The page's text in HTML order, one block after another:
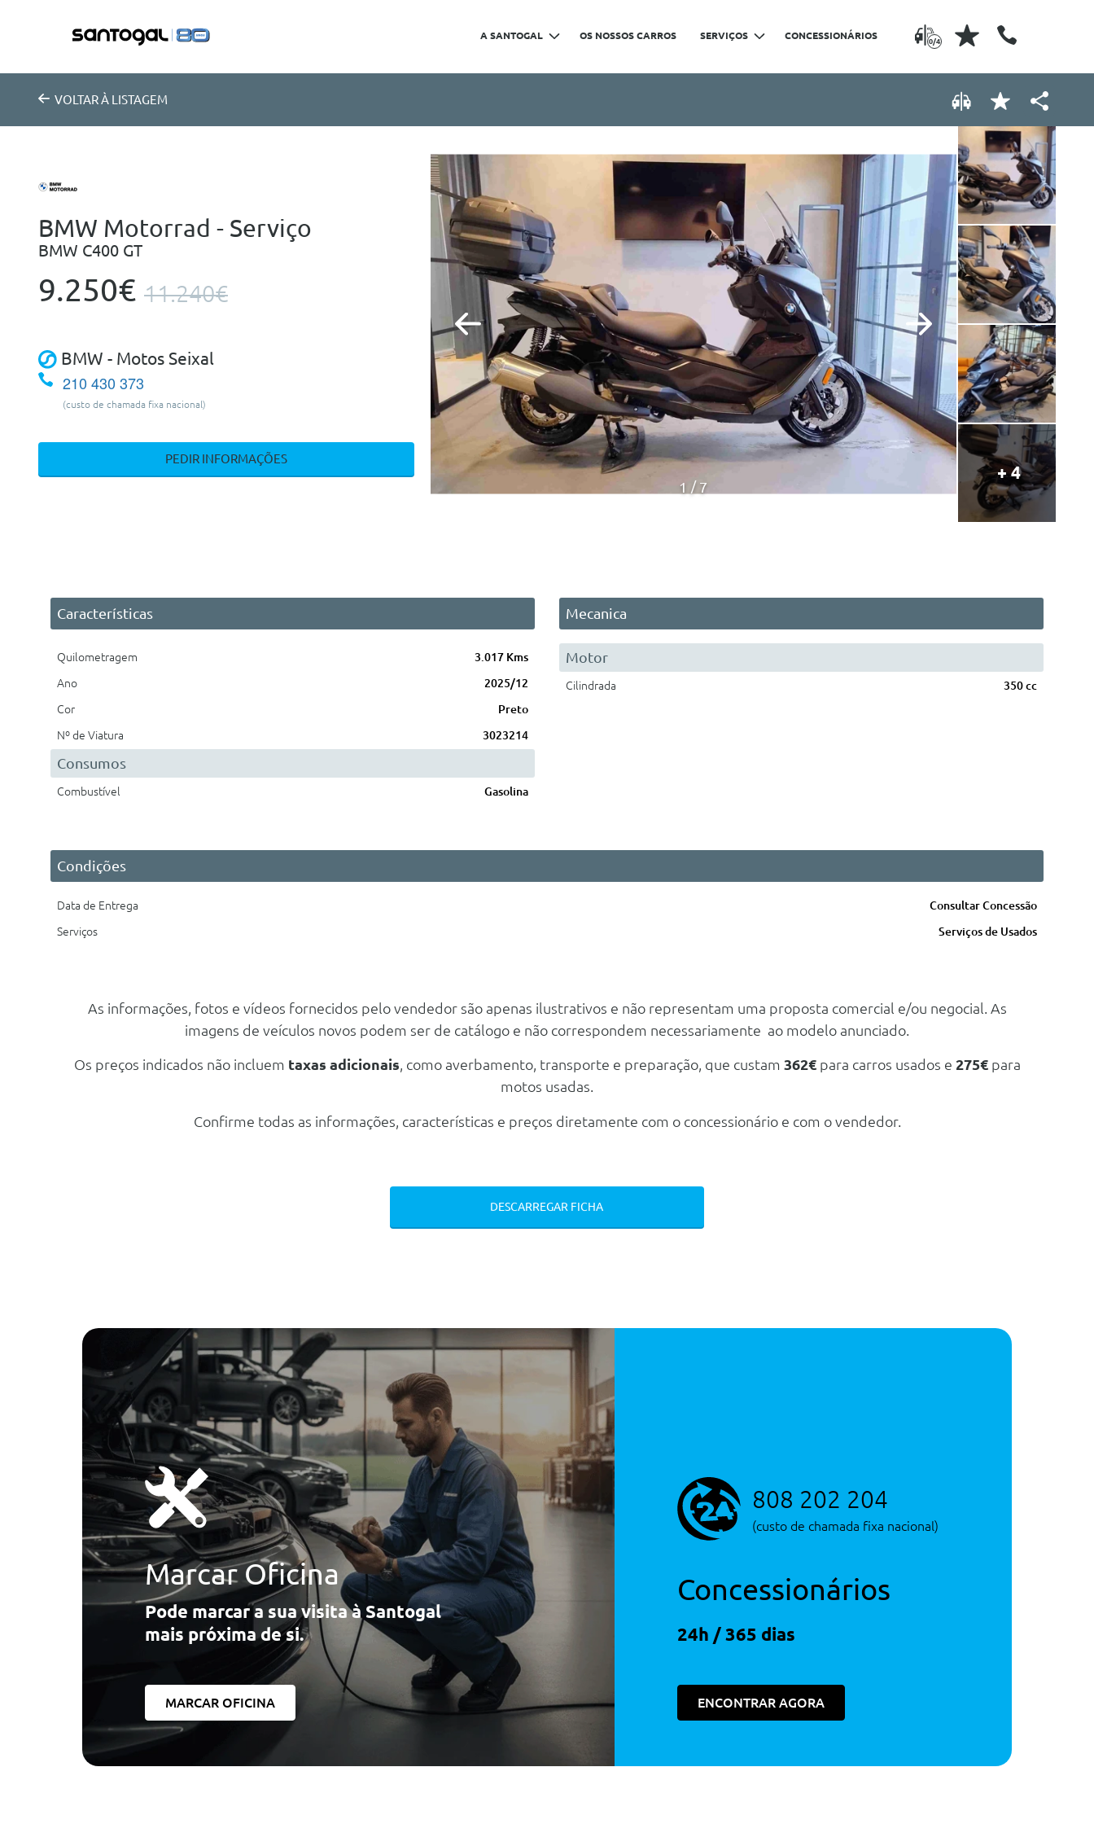
0/4
A SANTOGAL OS NOSSOS CARROS SERVIÇOS CONCESSIONÁRIOS
VOLTARÀ LISTAGEM
1 7
+ 4
BMW Motorrad - Serviço
BMW C400 GT
9.250€ 11.240€
BMW - Motos Seixal
210 430 373
(custo de chamada fixa nacional)
PEDIR INFORMAÇÕES
Características
Quilometragem
3.017 Kms
Ano
2025/12
Cor
Preto
Nº de Viatura
3023214
Consumos
Combustível Gasolina
Mecanica
Motor
Cilindrada 350 cc
Condições
Data de Entrega
Consultar Concessão
Serviços
Serviços de Usados
As informações, fotos e vídeos fornecidos pelo vendedor são apenas ilustrativos e não representam uma proposta comercial e/ou negocial. As
imagens de veículos novos podem ser de catálogo e não correspondem necessariamente ao modelo anunciado.
Os preços indicados não incluem taxas adicionais, como averbamento, transporte e preparação, que custam 362€para carros usados e 275€para
motos usadas.
Confirme todas as informações, características e preços diretamente com o concessionário e com o vendedor.
DESCARREGAR FICHA
Marcar Oficina
Pode marcar a sua visita à Santogal
mais próxima de si.
MARCAR OFICINA
808 202 204
(custo de chamada fixa nacional)
Concessionários
24h / 365 dias
ENCONTRAR AGORA